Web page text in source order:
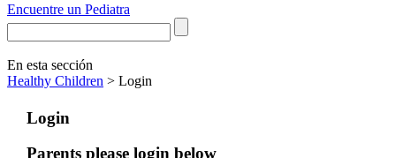
Encuentre un Pediatra
En esta sección
Healthy Children > Login
Login
Parents please login below